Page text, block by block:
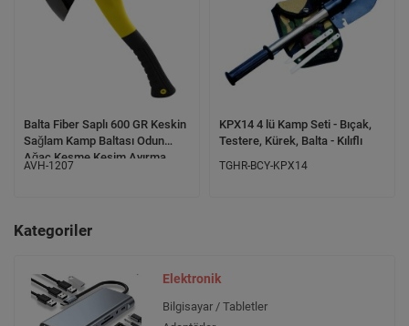
Balta Fiber Saplı 600 GR Keskin
Sağlam Kamp Baltası Odun
Ağaç Kesme Kesim Ayırma
AVH-1207
KPX14 4 lü Kamp Seti - Bıçak,
Testere, Kürek, Balta - Kılıflı
TGHR-BCY-KPX14
Kategoriler
Elektronik
Bilgisayar / Tabletler